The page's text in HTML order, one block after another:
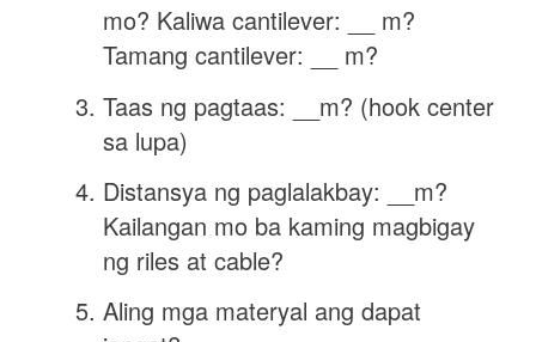
mo? Kaliwa cantilever: __ m?
Tamang cantilever: __ m?
Taas ng pagtaas: __m? (hook center
sa lupa)
Distansya ng paglalakbay: __m?
Kailangan mo ba kaming magbigay
ng riles at cable?
Aling mga materyal ang dapat